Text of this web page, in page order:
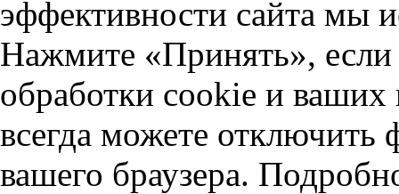
эффективности сайта мы
Нажмите «Принять», если
обработки cookie и
всегда можете отключить
вашего браузера.